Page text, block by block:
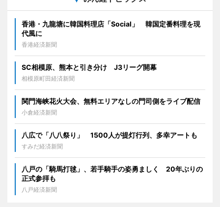
香港・九龍塘に韓国料理店「Social」 韓国定番料理を現
代風に
香港経済新聞
SC相模原、熊本と引き分け J3リーグ開幕
相模原町田経済新聞
関門海峡花火大会、無料エリアなしの門司側をライブ配信
小倉経済新聞
八広で「八八祭り」 1500人が提灯行列、多幸アートも
すみだ経済新聞
八戸の「騎馬打毬」、若手騎手の姿勇ましく 20年ぶりの
正式参拝も
八戸経済新聞